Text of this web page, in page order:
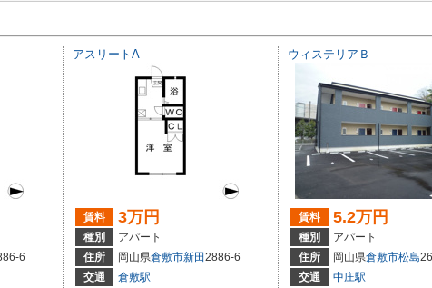
6
アスリートA
賃料 3万円
種別
アパート
住所
岡山県倉敷市新田2886-6
交通
倉敷駅
ウィステリアＢ
賃料 5.2万円
種別
アパート
住所
岡山県倉敷市松島
交通
中庄駅